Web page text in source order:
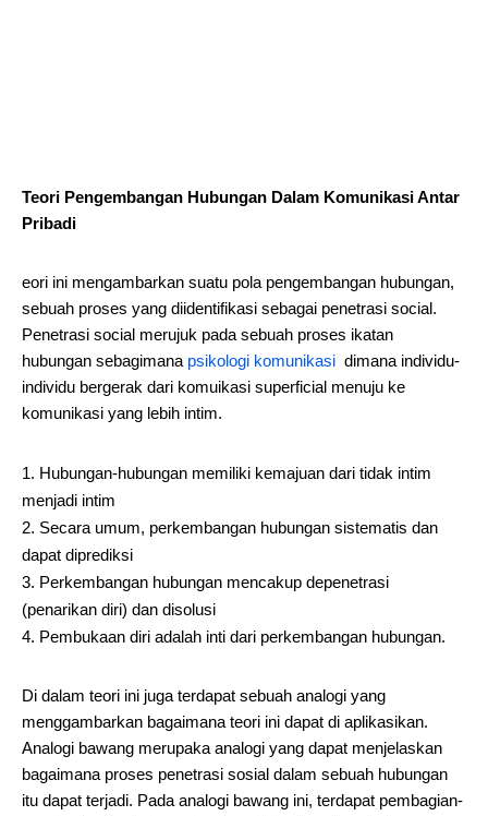
Teori Pengembangan Hubungan Dalam Komunikasi Antar
Pribadi
eori ini mengambarkan suatu pola pengembangan hubungan,
sebuah proses yang diidentifikasi sebagai penetrasi social.
Penetrasi social merujuk pada sebuah proses ikatan
hubungan sebagimana psikologi komunikasi dimana individu-
individu bergerak dari komuikasi superficial menuju ke
komunikasi yang lebih intim.
Hubungan-hubungan memiliki kemajuan dari tidak intim
menjadi intim
Secara umum, perkembangan hubungan sistematis dan
dapat diprediksi
Perkembangan hubungan mencakup depenetrasi
(penarikan diri) dan disolusi
Pembukaan diri adalah inti dari perkembangan hubungan.
Di dalam teori ini juga terdapat sebuah analogi yang
menggambarkan bagaimana teori ini dapat di aplikasikan.
Analogi bawang merupaka analogi yang dapat menjelaskan
bagaimana proses penetrasi sosial dalam sebuah hubungan
itu dapat terjadi. Pada analogi bawang ini, terdapat pembagian-